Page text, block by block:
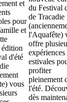
et
pour
et
d'été
vous
du Festival
de Tracadie
l'Aquafête)
offre
expériences
estivales
profiter
pleinement
l'été.
dès